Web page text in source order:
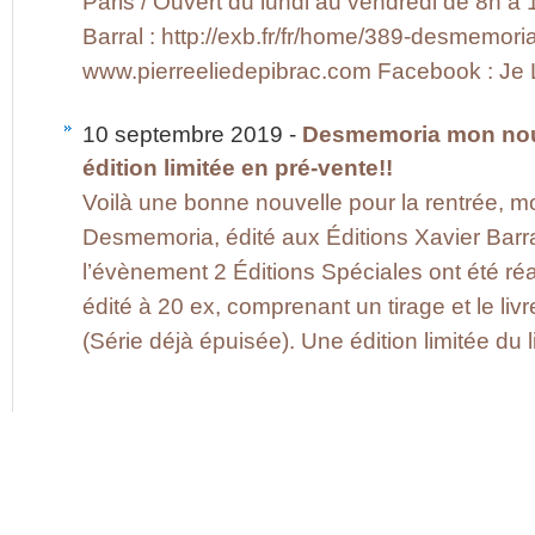
Barral : http://exb.fr/fr/home/389-
www.pierreeliedepibrac.com Facebook : Je
10 septembre 2019 - Desmemoria mon
édition limitée en pré-vente!!
Voilà une bonne nouvelle pour la rentrée,
Desmemoria, édité aux Éditions Xavier
l’évènement 2 Éditions Spéciales ont été
édité à 20 ex, comprenant un tirage et le
(Série déjà épuisée). Une édition limitée du